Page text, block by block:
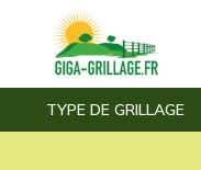
TYPE DE GRILLAGE